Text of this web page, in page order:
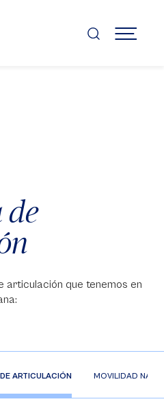
MENÚ
de
articulación que tenemos en
ARTICULACIÓN MOVILIDAD